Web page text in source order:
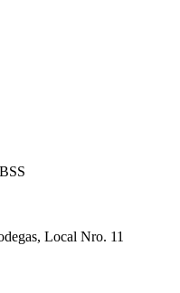
Local Nro. 11